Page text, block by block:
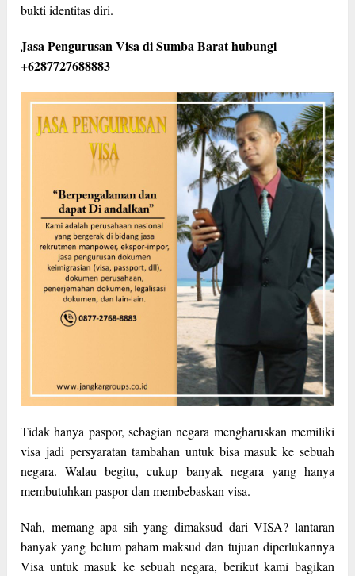
bukti identitas diri.
Jasa Pengurusan Visa di Sumba Barat hubungi
+6287727688883
Tidak hanya paspor, sebagian negara mengharuskan memiliki
visa jadi persyaratan tambahan untuk bisa masuk ke sebuah
negara. Walau begitu, cukup banyak negara yang hanya
membutuhkan paspor dan membebaskan visa.
Nah, memang apa sih yang dimaksud dari VISA? lantaran
banyak yang belum paham maksud dan tujuan diperlukannya
Visa untuk masuk ke sebuah negara, berikut kami bagikan